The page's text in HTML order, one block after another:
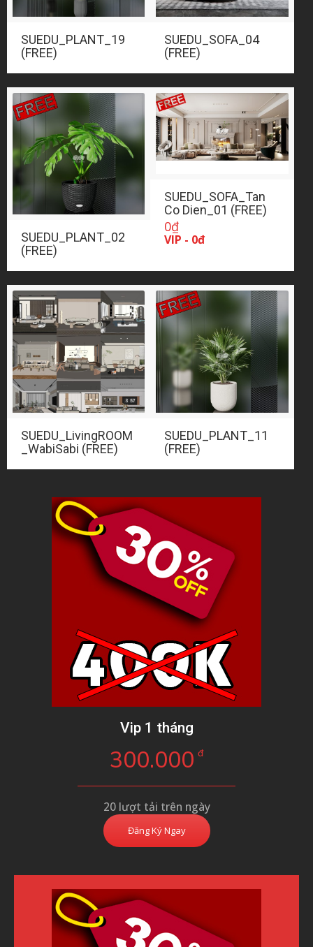
SUEDU_PLANT_19
(FREE)
SUEDU_SOFA_04
(FREE)
SUEDU_PLANT_02
(FREE)
SUEDU_SOFA_Tan
Co Dien_01 (FREE)
0₫
VIP - 0đ
SUEDU_LivingROOM
_WabiSabi (FREE)
SUEDU_PLANT_11
(FREE)
Vip 1 tháng
300.000 đ
20 lượt tải trên ngày
Đăng Ký Ngay